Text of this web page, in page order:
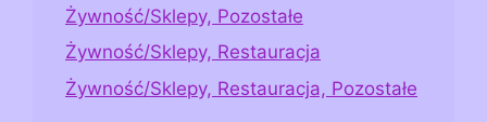
Żywność/Sklepy, Pozostałe
Żywność/Sklepy, Restauracja
Żywność/Sklepy, Restauracja, Pozostałe